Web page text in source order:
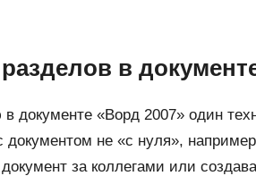
в
документе «Ворд 2007» один
документом не «с нуля»,
за коллегами или